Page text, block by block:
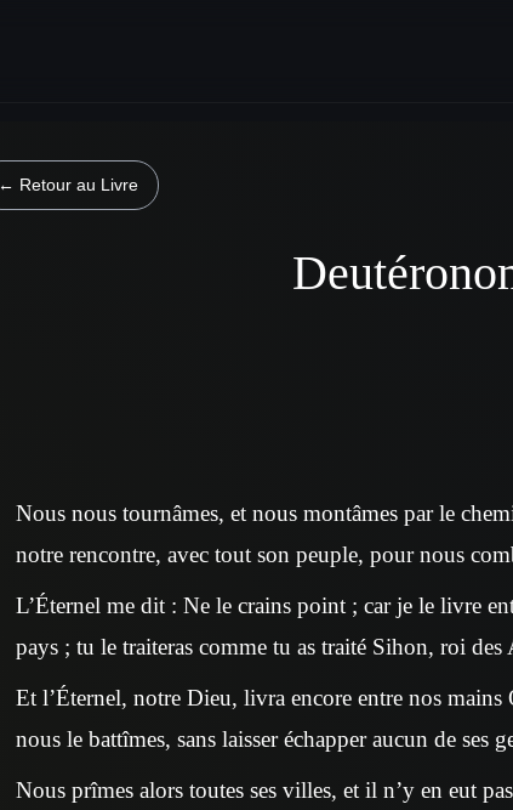
← Retour au Livre
Nous nous tournâmes, et nous montâmes par le
notre rencontre, avec tout son peuple, pour nous
L’Éternel me dit : Ne le crains point ; car je le livre
pays ; tu le traiteras comme tu as traité Sihon, roi
Et l’Éternel, notre Dieu, livra encore entre nos
nous le battîmes, sans laisser échapper aucun de ses
Nous prîmes alors toutes ses villes, et il n’y en eut